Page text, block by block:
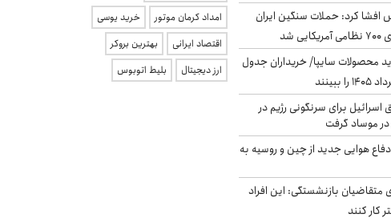
افشا کرد: حملات سنگین ایران
محصولات سایپا/ خریداران جدول
اسرائیل برای سرنگونی رژیم در
در موساد گرفت
هوایی جدید از چین و روسیه به
متقاضیان بازنشستگی: این افراد
امداد کرمان موتور
خرید یوسی
اقتصاد ایرانی
بهترین بروکر
ارز دیجیتال
بلیط اتوبوس